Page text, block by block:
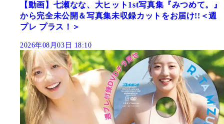
【動画】七瀬なな、大ヒット1st写真集『みつめて。』
から完全未公開＆写真集未収録カットをお届け!!＜週
プレ プラス！＞
2026年08月03日 18:10